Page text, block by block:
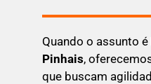
Quando o assunto é
Pinhais,
que buscam